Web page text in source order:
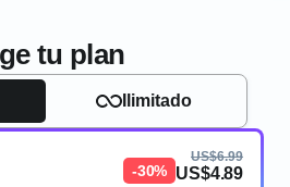
tu plan
Ilimitado
-30%
US$6.99
US$4.89